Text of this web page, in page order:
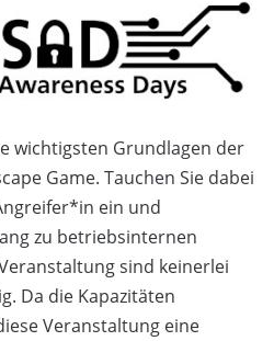
wichtigsten Grundlagen der
Game. Tauchen Sie dabei
ein und
zu betriebsinternen
sind keinerlei
Da die Kapazitäten
Veranstaltung eine